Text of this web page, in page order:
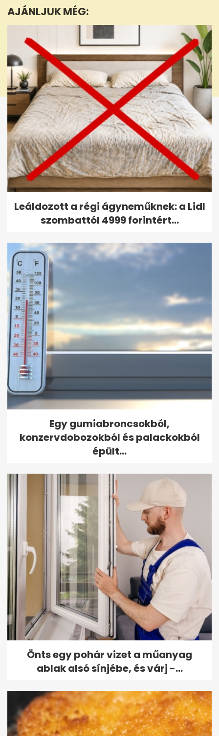
36
seconds
AJÁNLJUK MÉG:
Leáldozott a régi ágyneműknek: a Lidl
szombattól 4999 forintért...
Egy gumiabroncsokból,
konzervdobozokból és palackokból
épült...
Önts egy pohár vizet a műanyag
ablak alsó sínjébe, és várj -...